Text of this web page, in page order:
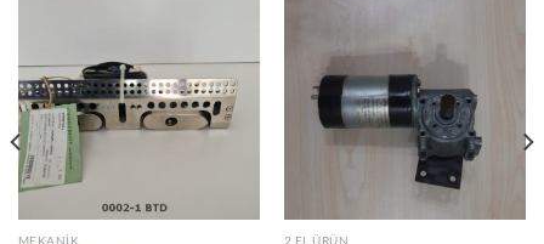
MEKANIK 2.EL ÜRÜN